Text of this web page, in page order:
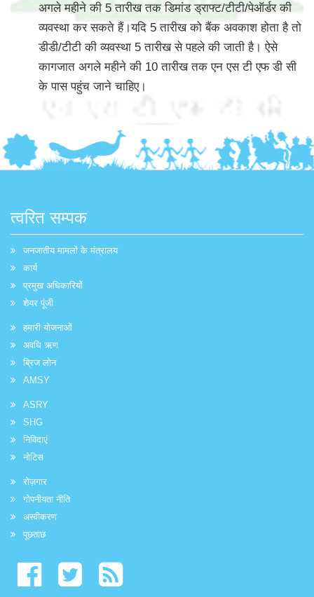
अगले महीने की 5 तारीख तक डिमांड ड्राफ्ट/टीटी/पेऑर्डर की
व्यवस्था कर सकते हैं।यदि 5 तारीख को बैंक अवकाश होता है तो
डीडी/टीटी की व्यवस्था 5 तारीख से पहले की जाती है। ऐसे
कागजात अगले महीने की 10 तारीख तक एन एस टी एफ डी सी
के पास पहुंच जाने चाहिए।
त्वरित सम्पक
जनजातीय मामलों के मंत्रालय
कार्य
प्रमुख अधिकारियों
शेयर पूंजी
हमारी योजनाओं
अवधि ऋण
ब्रिज लोन
AMSY
ASRY
SHG
निविदाएं
नोटिस
रोज़गार
गोपनीयता नीति
अस्वीकरण
पूछताछ